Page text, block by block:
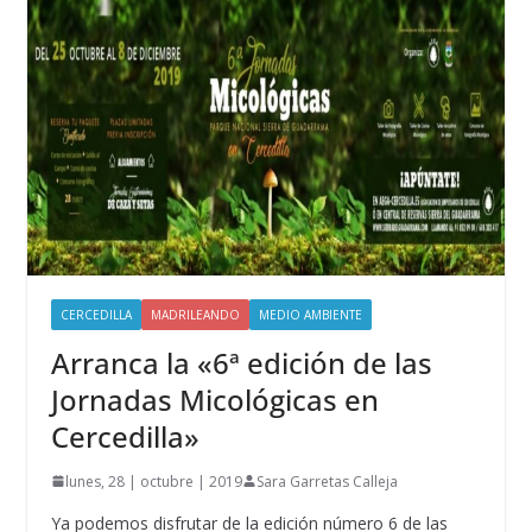
CERCEDILLA MADRILEANDO MEDIO AMBIENTE
Arranca la «6ª edición de las
Jornadas Micológicas en
Cercedilla»
lunes, 28 | octubre | 2019 Sara Garretas Calleja
Ya podemos disfrutar de la edición número 6 de las